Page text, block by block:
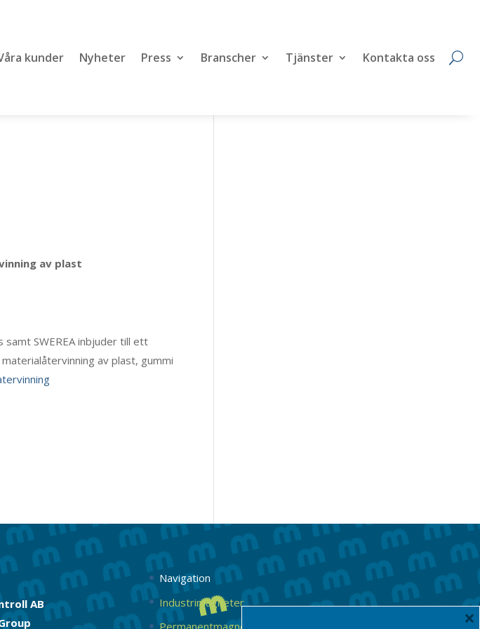
kunder Nyheter Press Branscher Tjänster Kontakta oss
av plast
samt SWEREA inbjuder till ett
av plast, gummi
AB
Navigation
Industrimagneter
×